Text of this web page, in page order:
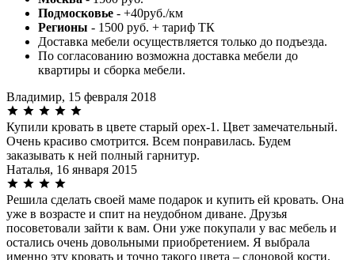
Подмосковье - +40руб./км
Регионы - 1500 руб. + тариф ТК
Доставка мебели осуществляется только до подъезда.
По согласованию возможна доставка мебели до
квартиры и сборка мебели.
Владимир, 15 февраля 2018
Купили кровать в цвете старый орех-1. Цвет замечательный.
Очень красиво смотрится. Всем понравилась. Будем
заказывать к ней полный гарнитур.
Наталья, 16 января 2015
Решила сделать своей маме подарок и купить ей кровать. Она
уже в возрасте и спит на неудобном диване. Друзья
посоветовали зайти к вам. Они уже покупали у вас мебель и
остались очень довольными приобретением. Я выбрала
именно эту кровать и точно такого цвета – слоновой кости.